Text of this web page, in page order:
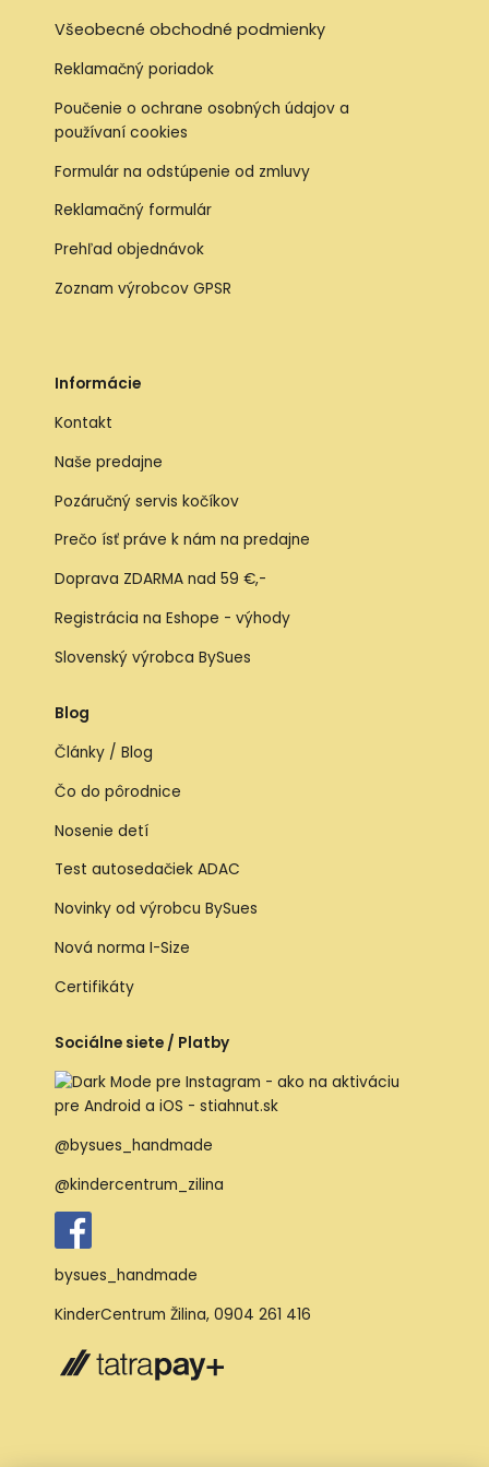
Všeobecné obchodné podmienky
Reklamačný poriadok
Poučenie o ochrane osobných údajov a
používaní cookies
Formulár na odstúpenie od zmluvy
Reklamačný formulár
Prehľad objednávok
Zoznam výrobcov GPSR
Informácie
Kontakt
Naše predajne
Pozáručný servis kočíkov
Prečo ísť práve k nám na predajne
Doprava ZDARMA nad 59 €,-
Registrácia na Eshope - výhody
Slovenský výrobca BySues
Blog
Články / Blog
Čo do pôrodnice
Nosenie detí
Test autosedačiek ADAC
Novinky od výrobcu BySues
Nová norma I-Size
Certifikáty
Sociálne siete / Platby
@bysues_handmade
@kindercentrum_zilina
bysues_handmade
KinderCentrum Žilina, 0904 261 416